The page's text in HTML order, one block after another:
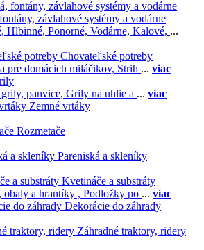
závlahové systémy a vodárne
Hlbinné, Ponorné, Vodárne, Kalové, ...
Chovateľské potreby
pre domácich miláčikov, Strih ... viac
panvice, Grily na uhlie a ... viac
Zemné vrtáky
Rozmetače
Pareniská a skleníky
Kvetináče a substráty
obaly a hrantíky , Podložky po ... viac
Dekorácie do záhrady
Záhradné traktory, ridery